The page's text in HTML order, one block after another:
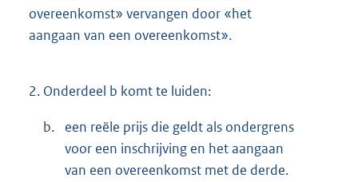
overeenkomst» vervangen door «het
aangaan van een overeenkomst».
2. Onderdeel b komt te luiden:
b.
een reële prijs die geldt als ondergrens
voor een inschrijving en het aangaan
van een overeenkomst met de derde.